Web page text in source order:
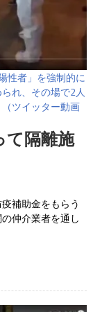
性者」を強制的に
れ、その場で2人
ツイッター動画
て隔離施
補助金をもらう
仲介業者を通し